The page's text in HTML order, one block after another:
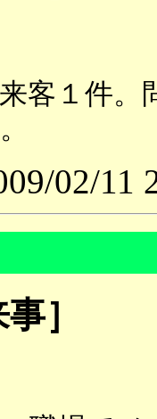
客１件。
02/11
］